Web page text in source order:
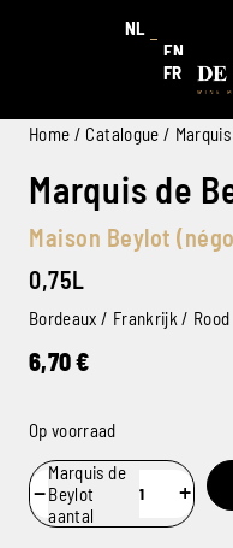
NL
EN
FR
Home / Catalogue /
Marquis de
Maison Beylot
0,75L
Bordeaux / Frankrijk / Rood
6,70€
Op voorraad
−
Marquis de
Beylot
aantal
+